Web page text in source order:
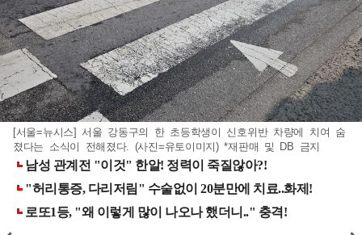
[서울=뉴시스] 서울 강동구의 한 초등학생이 신호위반 차량에 치여 숨
졌다는 소식이 전해졌다. (사진=유토이미지) *재판매 및 DB 금지